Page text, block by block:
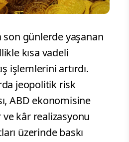
son günlerde yaşanan
kısa vadeli
işlemlerini artırdı.
jeopolitik risk
ABD ekonomisine
kâr realizasyonu
üzerinde baskı